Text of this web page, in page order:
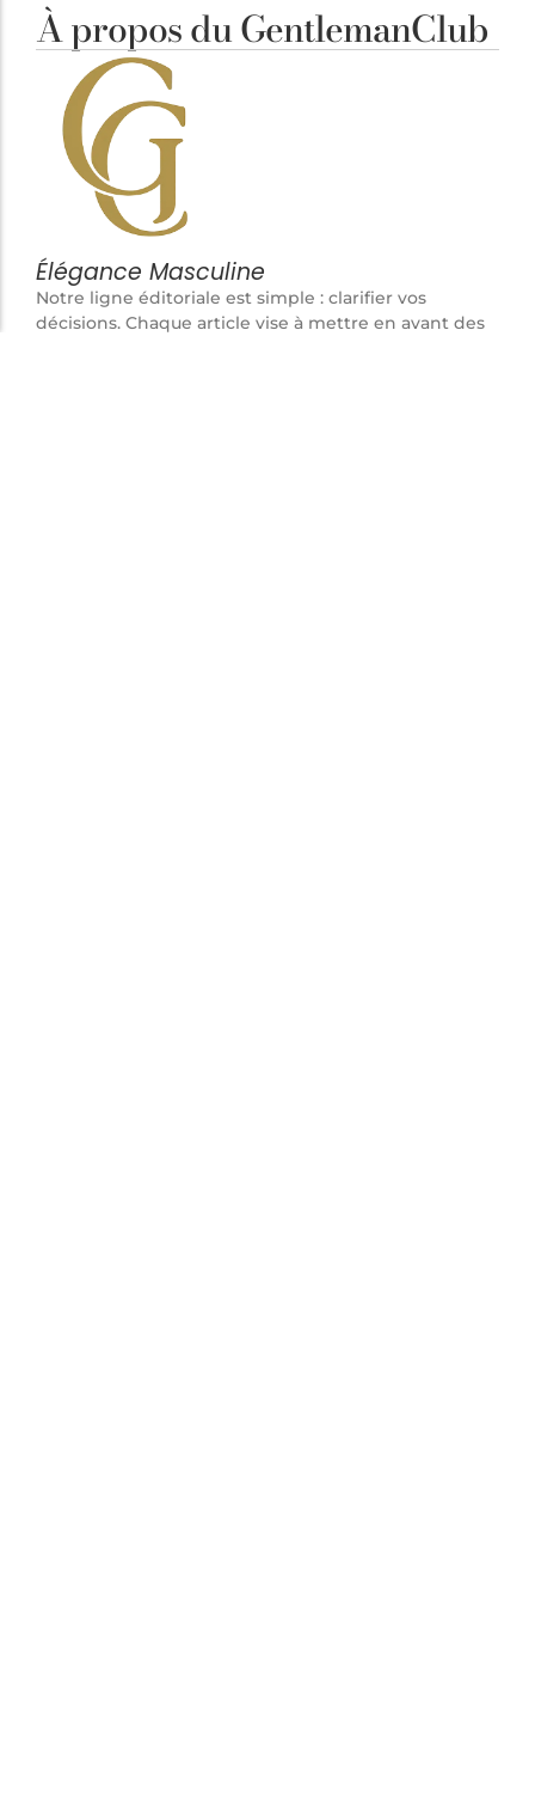
À propos du GentlemanClub
Élégance Masculine
Notre ligne éditoriale est simple : clarifier vos
décisions. Chaque article vise à mettre en avant des